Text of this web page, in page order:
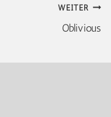
WEITER
Oblivious